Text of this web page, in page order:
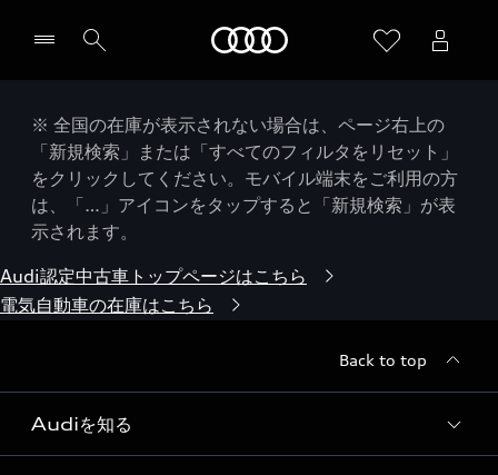
※ 全国の在庫が表示されない場合は、ページ右上の
「新規検索」または「すべてのフィルタをリセット」
をクリックしてください。モバイル端末をご利用の方
は、「…」アイコンをタップすると「新規検索」が表
示されます。
Audi認定中古車トップページはこちら
電気自動車の在庫はこちら
Back to top
Audiを知る